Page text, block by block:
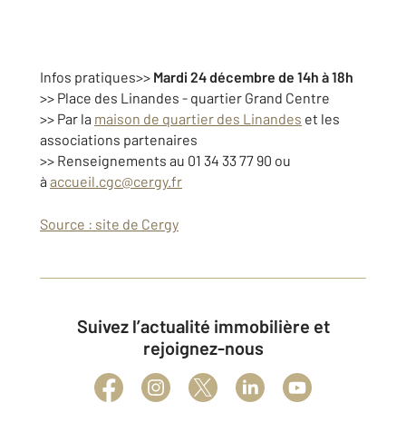
Infos pratiques>> Mardi 24 décembre de 14h à 18h
>> Place des Linandes - quartier Grand Centre
>> Par la maison de quartier des Linandes et les
associations partenaires
>> Renseignements au 01 34 33 77 90 ou
à accueil.cgc@cergy.fr
Source : site de Cergy
Suivez l’actualité immobilière et
rejoignez-nous